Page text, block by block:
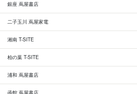
銀座 蔦屋書店
二子玉川 蔦屋家電
湘南 T-SITE
柏の葉 T-SITE
浦和 蔦屋書店
函館 蔦屋書店